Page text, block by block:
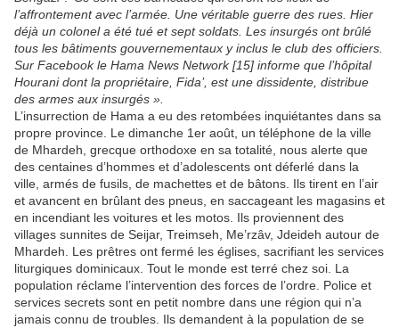
l’affrontement avec l’armée. Une véritable guerre des rues. Hier
déjà un colonel a été tué et sept soldats. Les insurgés ont brûlé
tous les bâtiments gouvernementaux y inclus le club des officiers.
Sur Facebook le Hama News Network [15] informe que l’hôpital
Hourani dont la propriétaire, Fida’, est une dissidente, distribue
des armes aux insurgés ».
L’insurrection de Hama a eu des retombées inquiétantes dans sa
propre province. Le dimanche 1er août, un téléphone de la ville
de Mhardeh, grecque orthodoxe en sa totalité, nous alerte que
des centaines d’hommes et d’adolescents ont déferlé dans la
ville, armés de fusils, de machettes et de bâtons. Ils tirent en l’air
et avancent en brûlant des pneus, en saccageant les magasins et
en incendiant les voitures et les motos. Ils proviennent des
villages sunnites de Seijar, Treimseh, Me’rzâv, Jdeideh autour de
Mhardeh. Les prêtres ont fermé les églises, sacrifiant les services
liturgiques dominicaux. Tout le monde est terré chez soi. La
population réclame l’intervention des forces de l’ordre. Police et
services secrets sont en petit nombre dans une région qui n’a
jamais connu de troubles. Ils demandent à la population de se